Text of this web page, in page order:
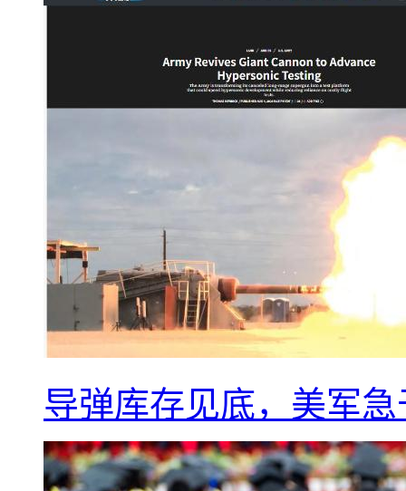
导弹库存见底，美军